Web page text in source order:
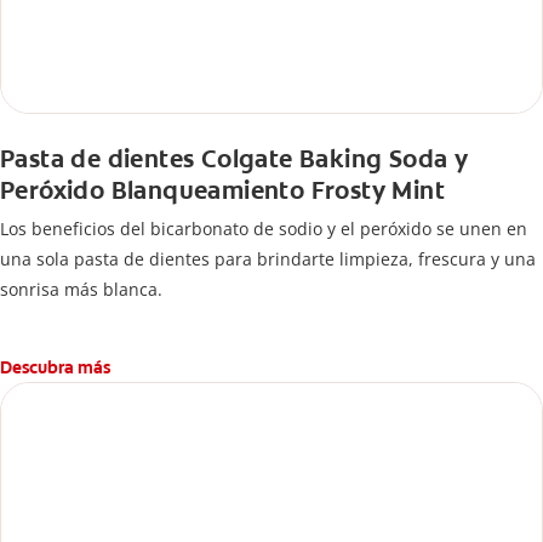
Pasta de dientes Colgate Baking Soda y
Peróxido Blanqueamiento Frosty Mint
Los beneficios del bicarbonato de sodio y el peróxido se unen en
una sola pasta de dientes para brindarte limpieza, frescura y una
sonrisa más blanca.
Descubra más